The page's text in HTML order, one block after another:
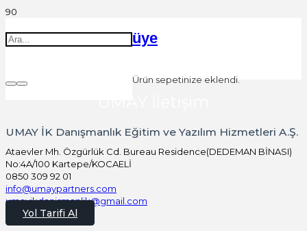
üye
Ürün sepetinize eklendi.
UMAY İK Danışmanlık Eğitim ve Yazılım Hizmetleri A.Ş.
Ataevler Mh. Özgürlük Cd. Bureau Residence(DEDEMAN BİNASI)
No:4A/100 Kartepe/KOCAELİ
0850 309 92 01
info@umaypartners.com
umayikdanismanlik@gmail.com
Yol Tarifi Al